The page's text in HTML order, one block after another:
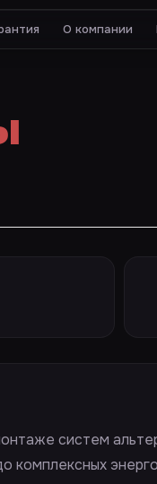
О компании
систем
комплексных